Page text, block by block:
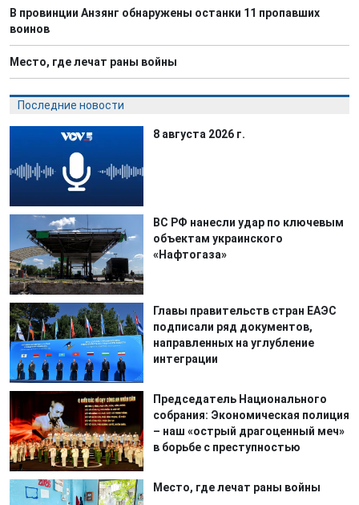
В провинции Анзянг обнаружены останки 11 пропавших
воинов
Место, где лечат раны войны
Последние новости
8 августа 2026 г.
ВС РФ нанесли удар по ключевым
объектам украинского
«Нафтогаза»
Главы правительств стран ЕАЭС
подписали ряд документов,
направленных на углубление
интеграции
Председатель Национального
собрания: Экономическая полиция
– наш «острый драгоценный меч»
в борьбе с преступностью
Место, где лечат раны войны